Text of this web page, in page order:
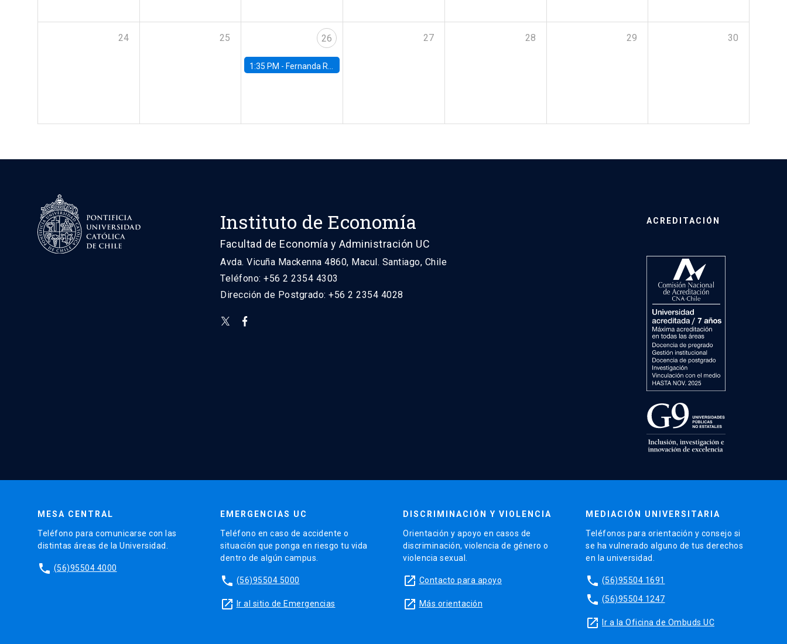
24 25 26
1:35 PM - Fernanda Rojas Ampuero, University of Wisconsin-Madison
27 28 29 30
Instituto de Economía
Facultad de Economía y Administración UC
Avda. Vicuña Mackenna 4860, Macul. Santiago, Chile
Teléfono: +56 2 2354 4303
Dirección de Postgrado: +56 2 2354 4028
ACREDITACIÓN
MESA CENTRAL
Teléfono para comunicarse con las
distintas áreas de la Universidad.
phone (56)95504 4000
EMERGENCIAS UC
Teléfono en caso de accidente o
situación que ponga en riesgo tu vida
dentro de algún campus.
phone (56)95504 5000
launch Ir al sitio de Emergencias
DISCRIMINACIÓN Y VIOLENCIA
Orientación y apoyo en casos de
discriminación, violencia de género o
violencia sexual.
launch Contacto para apoyo
launch Más orientación
MEDIACIÓN UNIVERSITARIA
Teléfonos para orientación y consejo si
se ha vulnerado alguno de tus derechos
en la universidad.
phone (56)95504 1691
phone (56)95504 1247
launch Ir a la Oficina de Ombuds UC